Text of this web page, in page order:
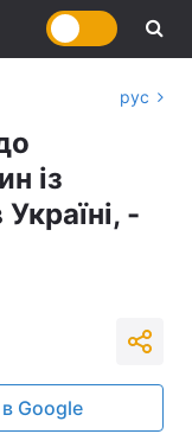
рус
із
-
Google